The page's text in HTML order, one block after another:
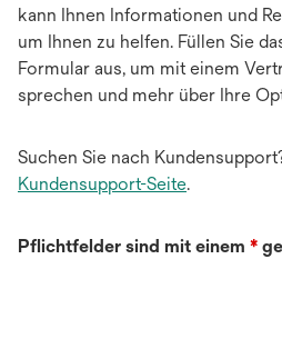
kann Ihnen Informationen und
um Ihnen zu helfen. Füllen Sie
Formular aus, um mit einem
sprechen und mehr über Ihre
Suchen Sie nach
Kundensupport-Seite.
Pflichtfelder sind mit einem *